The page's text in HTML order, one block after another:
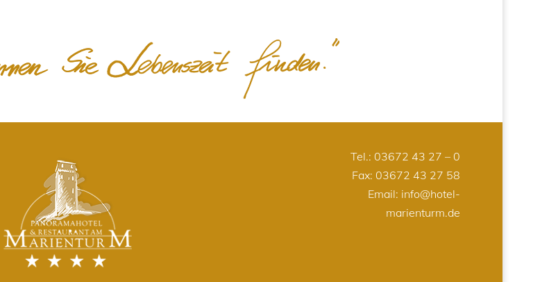
Tel.: 03672 43 27 – 0
Fax: 03672 43 27 58
Email: info@hotel-
marienturm.de